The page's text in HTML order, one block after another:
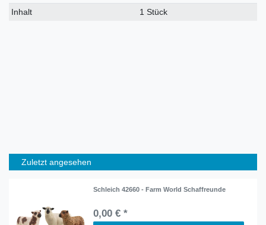
Inhalt
1 Stück
Zuletzt angesehen
Schleich 42660 - Farm World Schaffreunde
0,00 € *